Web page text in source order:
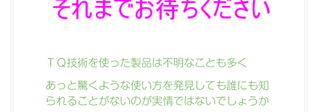
ＴＱ技術を使った製品は不明なことも多く
あっと驚くような使い方を発見しても誰にも知
られることがないのが実情ではないでしょうか